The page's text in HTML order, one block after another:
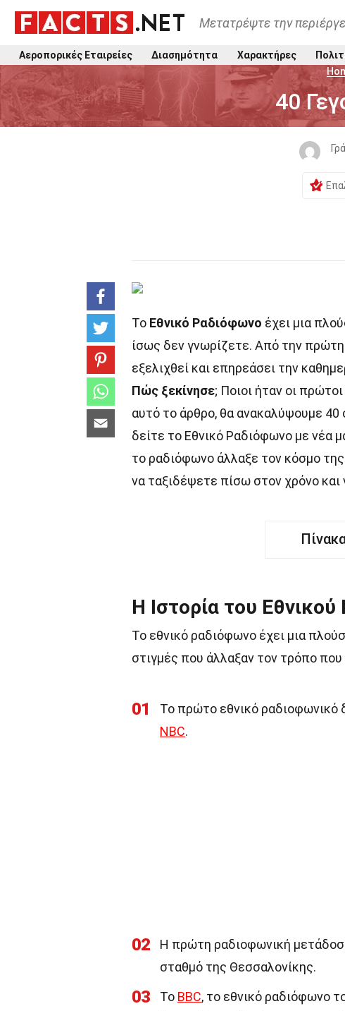
Μετατρέψτε την
Αεροπορικές Εταιρείες Διασημότητα Χαρακτήρες
40
Το Εθνικό Ραδιόφωνο έχει μια
ίσως δεν γνωρίζετε. Από την
εξελιχθεί και επηρεάσει την
Πώς ξεκίνησε; Ποιοι ήταν οι
αυτό το άρθρο, θα ανακαλύψουμε
δείτε το Εθνικό Ραδιόφωνο με νέα
το ραδιόφωνο άλλαξε τον κόσμο
να ταξιδέψετε πίσω στον χρόνο
Η Ιστορία του
Το εθνικό ραδιόφωνο έχει μια
στιγμές που άλλαξαν τον τρόπο που
01
Το πρώτο εθνικό ραδιοφωνικό
NBC.
02
Η πρώτη ραδιοφωνική
σταθμό της Θεσσαλονίκης.
03 Το BBC, το εθνικό ραδιόφωνο